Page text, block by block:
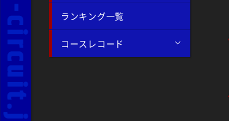
ランキング一覧
コースレコード